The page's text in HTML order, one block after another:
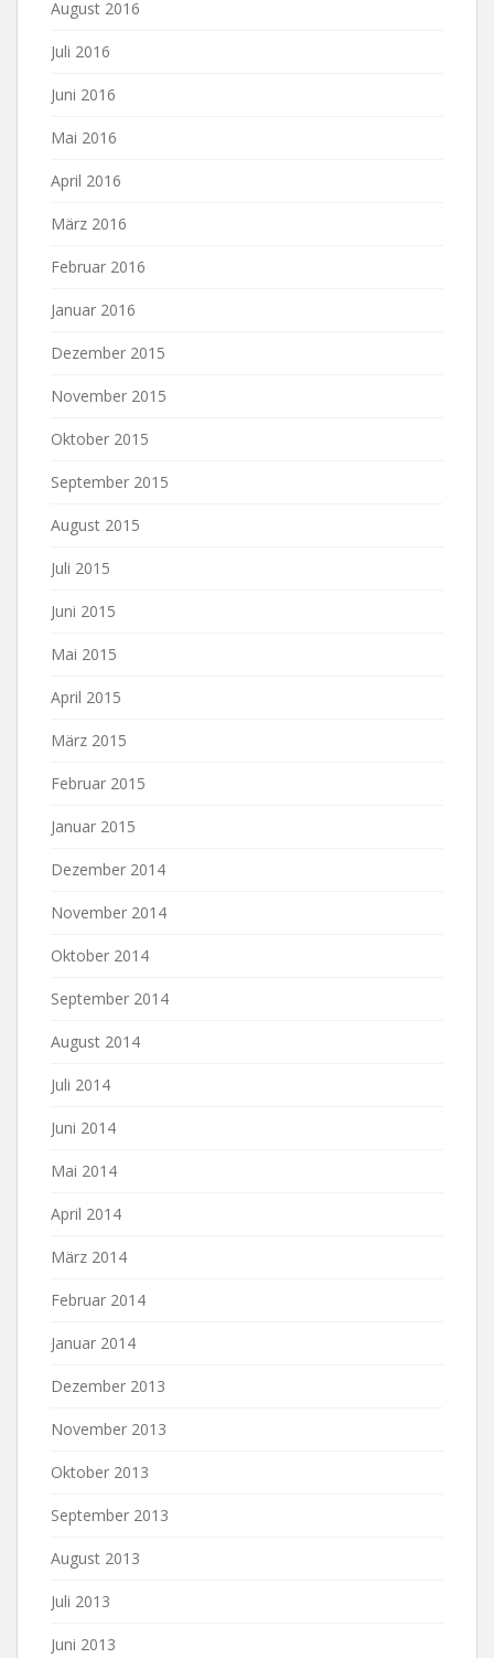
August 2016
Juli 2016
Juni 2016
Mai 2016
April 2016
März 2016
Februar 2016
Januar 2016
Dezember 2015
November 2015
Oktober 2015
September 2015
August 2015
Juli 2015
Juni 2015
Mai 2015
April 2015
März 2015
Februar 2015
Januar 2015
Dezember 2014
November 2014
Oktober 2014
September 2014
August 2014
Juli 2014
Juni 2014
Mai 2014
April 2014
März 2014
Februar 2014
Januar 2014
Dezember 2013
November 2013
Oktober 2013
September 2013
August 2013
Juli 2013
Juni 2013